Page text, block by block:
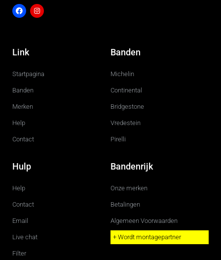
c
e
o
g
r
Link
Startpagina
Banden
Merken
Help
Contact
Banden
Michelin
Continental
Bridgestone
Vredestein
Pirelli
Hulp
Help
Contact
Email
Live chat
Filter
Bandenrijk
Onze merken
Betalingen
Algemeen Voorwaarden
+ Wordt montagepartner